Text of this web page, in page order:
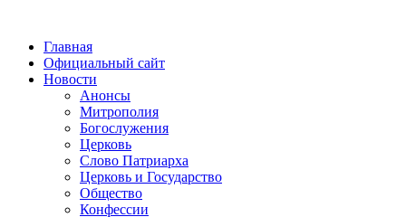
Главная
Официальный сайт
Новости
Анонсы
Митрополия
Богослужения
Церковь
Слово Патриарха
Церковь и Государство
Общество
Конфессии